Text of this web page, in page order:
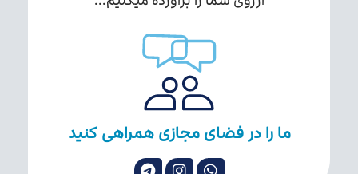
ما را در فضای مجازی همراهی کنید